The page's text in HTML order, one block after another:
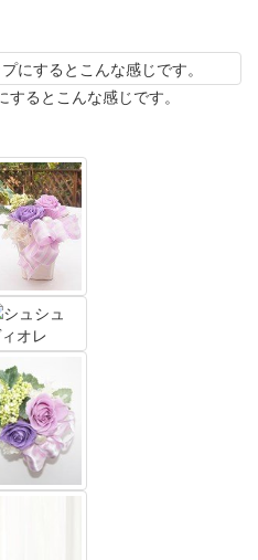
るとこんな感じです。